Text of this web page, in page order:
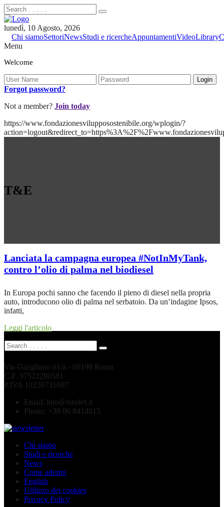
lunedì, 10 Agosto, 2026
Chi siamoSettoriNewsStudi e ricercheAppuntamentiVideoLibrary
Menu
Welcome
Forgot password?
Not a member? Join today
https://www.fondazionesvilupposostenibile.org/wplogin/?
T&E
Lanciata la campagna europea #NotInMyTank,
contro l’olio di palma nel biodiesel
In Europa pochi sanno che facendo il pieno di diesel nella propria
auto, introducono olio di palma nel serbatoio. Da un’indagine Ipsos,
infatti,
Leggi l'articolo
Via Garigliano 61/a - 00198 Roma
C.F. 97522280581
P.IVA 10226731007
Email: info@susdef.it
Phone: +39 06 8414815
Chi siamo
Studi e ricerche
News
Come aderire
English
Utilizzo dei cookies
Privacy Policy